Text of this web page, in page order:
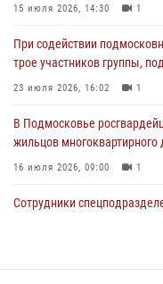
действиях в Подмосковье
31 июля 2026, 09:00
15 июля 2026, 14:30 1
При содействии
трое участников группы,
23 июля 2026, 16:02 1
В Подмосковье
жильцов
16 июля 2026, 09:00 1
Сотрудники